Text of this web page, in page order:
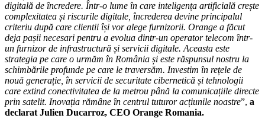
digitală de încredere. Într-o lume în care inteligența artificială crește
complexitatea și riscurile digitale, încrederea devine principalul
criteriu după care clientii își vor alege furnizorii. Orange a făcut
deja pașii necesari pentru a evolua dintr-un operator telecom într-
un furnizor de infrastructură și servicii digitale. Aceasta este
strategia pe care o urmăm în România și este răspunsul nostru la
schimbările profunde pe care le traversăm. Investim în rețele de
nouă generație, în servicii de securitate cibernetică și tehnologii
care extind conectivitatea de la metrou până la comunicațiile directe
prin satelit. Inovația rămâne în centrul tuturor acțiunile noastre”, a
declarat Julien Ducarroz, CEO Orange Romania.